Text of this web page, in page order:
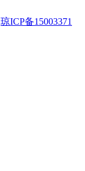
琼ICP备15003371